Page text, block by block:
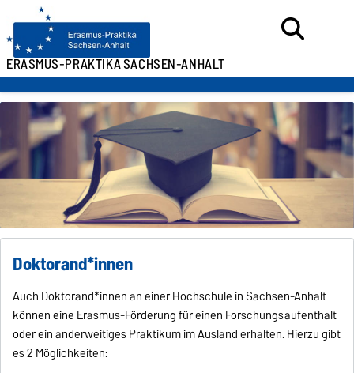
ERASMUS-PRAKTIKASACHSEN-ANHALT
Doktorand*innen
Auch Doktorand*innen an einer Hochschule in Sachsen-Anhalt
können eine Erasmus-Förderung für einen Forschungsaufenthalt
oder ein anderweitiges Praktikum im Ausland erhalten. Hierzu gibt
es 2 Möglichkeiten: